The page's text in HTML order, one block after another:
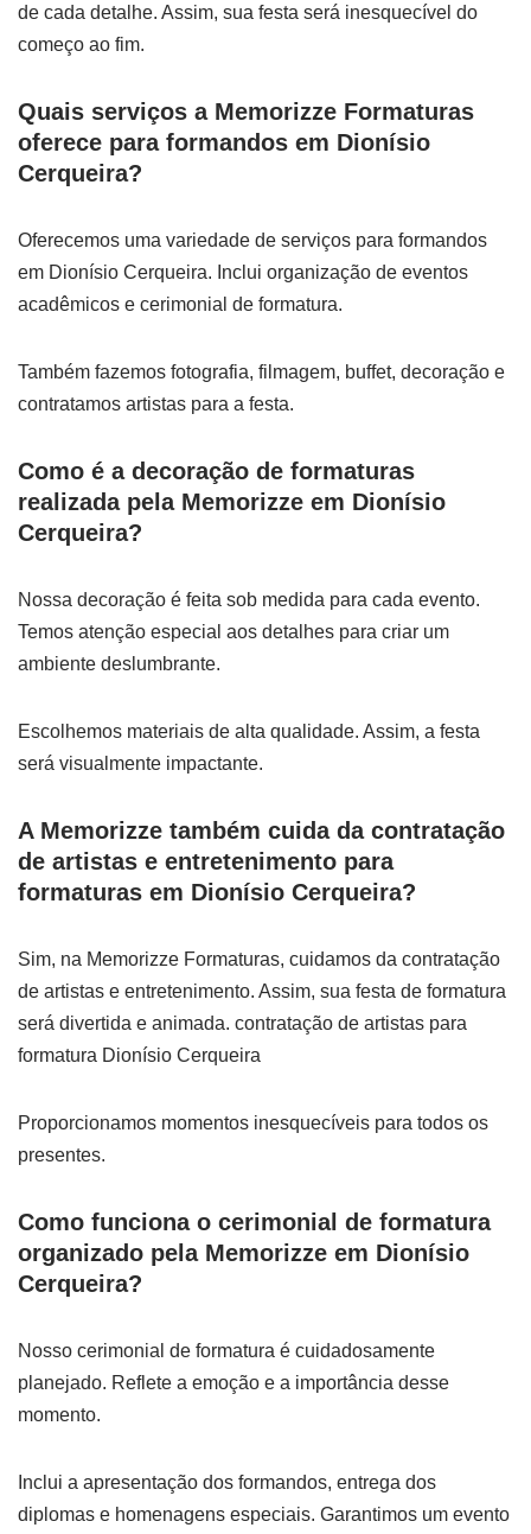
de cada detalhe. Assim, sua festa será inesquecível do
começo ao fim.
Quais serviços a Memorizze Formaturas
oferece para formandos em Dionísio
Cerqueira?
Oferecemos uma variedade de serviços para formandos
em Dionísio Cerqueira. Inclui organização de eventos
acadêmicos e cerimonial de formatura.
Também fazemos fotografia, filmagem, buffet, decoração e
contratamos artistas para a festa.
Como é a decoração de formaturas
realizada pela Memorizze em Dionísio
Cerqueira?
Nossa decoração é feita sob medida para cada evento.
Temos atenção especial aos detalhes para criar um
ambiente deslumbrante.
Escolhemos materiais de alta qualidade. Assim, a festa
será visualmente impactante.
A Memorizze também cuida da contratação
de artistas e entretenimento para
formaturas em Dionísio Cerqueira?
Sim, na Memorizze Formaturas, cuidamos da contratação
de artistas e entretenimento. Assim, sua festa de formatura
será divertida e animada. contratação de artistas para
formatura Dionísio Cerqueira
Proporcionamos momentos inesquecíveis para todos os
presentes.
Como funciona o cerimonial de formatura
organizado pela Memorizze em Dionísio
Cerqueira?
Nosso cerimonial de formatura é cuidadosamente
planejado. Reflete a emoção e a importância desse
momento.
Inclui a apresentação dos formandos, entrega dos
diplomas e homenagens especiais. Garantimos um evento